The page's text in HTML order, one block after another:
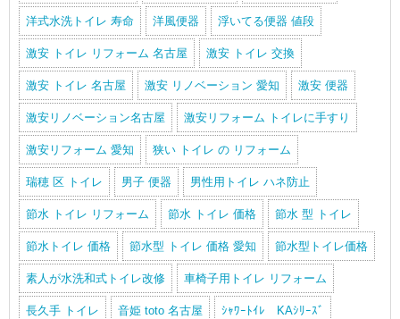
洋式水洗トイレ 寿命 洋風便器 浮いてる便器 値段
激安 トイレ リフォーム 名古屋 激安 トイレ 交換
激安 トイレ 名古屋 激安 リノベーション 愛知 激安 便器
激安リノベーション名古屋 激安リフォーム トイレに手すり
激安リフォーム 愛知 狭い トイレ の リフォーム
瑞穂 区 トイレ 男子 便器 男性用トイレ ハネ防止
節水 トイレ リフォーム 節水 トイレ 価格 節水 型 トイレ
節水トイレ 価格 節水型 トイレ 価格 愛知 節水型トイレ価格
素人が水洗和式トイレ改修 車椅子用トイレ リフォーム
長久手 トイレ 音姫 toto 名古屋 ｼｬﾜｰﾄｲﾚ KAｼﾘｰｽﾞ